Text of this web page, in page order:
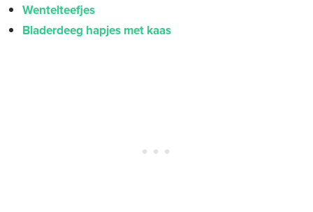
Wentelteefjes
Bladerdeeg hapjes met kaas